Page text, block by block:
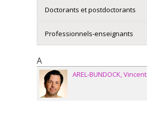
Doctorants et postdoctorants
Professionnels-enseignants
A
AREL-BUNDOCK Vincent